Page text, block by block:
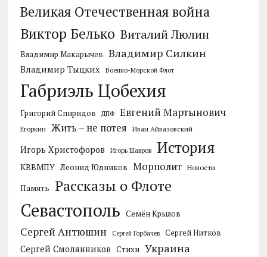
Великая Отечественная война
Виктор Белько Виталий Люлин
Владимир Макарычев Владимир Силкин
Владимир Тыцких Военно-Морской Флот
Габриэль Цобехия
Григорий Спиридов ДПФ Евгений Мартынович
Егоркин Жить – не потея Иван Айвазовский
Игорь Христофоров Игорь Шавров История
КВВМПУ Леонид Юдников Морполит Новости
Память Рассказы о Флоте
Севастополь Семён Крылов
Сергей Антюшин Сергей Горбачев Сергей Нитков
Сергей Смолянников Стихи Украина